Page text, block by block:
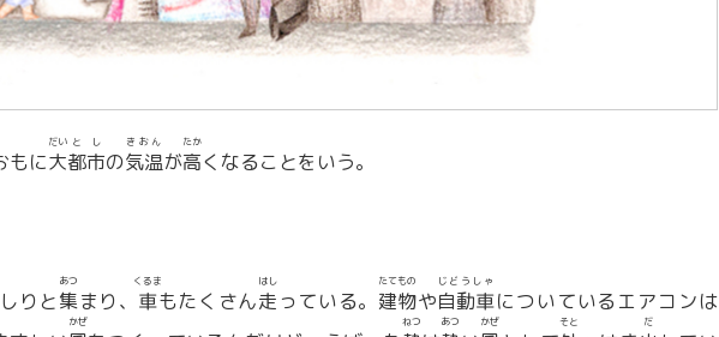
もに大
だい
都市
とし
の気温
きおん
が高
たか
くなることをいう。
りと集
あつ
まり、 車
くるま
もたくさん走
はし
っている。 建物
たてもの
や自動車
じどうしゃ
についているエアコンは
かぜ ねつ あつ かぜ そと だ